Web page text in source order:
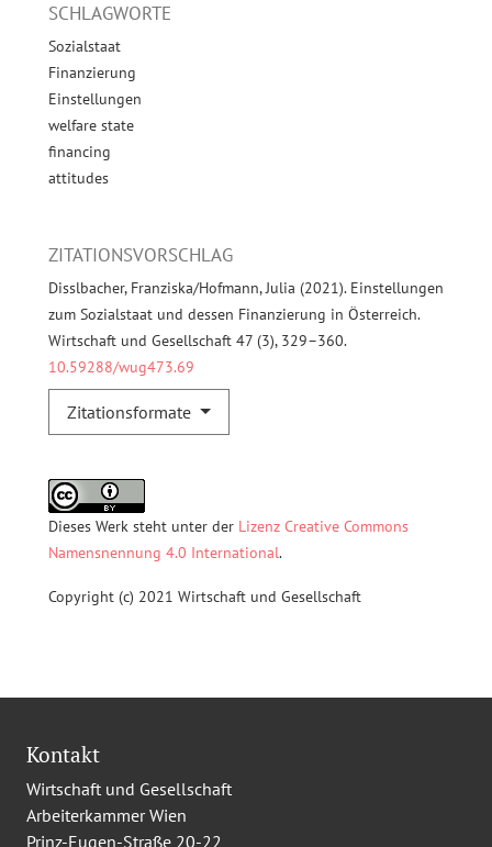
SCHLAGWORTE
Sozialstaat
Finanzierung
Einstellungen
welfare state
financing
attitudes
ZITATIONSVORSCHLAG
Disslbacher, Franziska/Hofmann, Julia (2021). Einstellungen
zum Sozialstaat und dessen Finanzierung in Österreich.
Wirtschaft und Gesellschaft 47 (3), 329–360.
10.59288/wug473.69
Zitationsformate
Dieses Werk steht unter der Lizenz Creative Commons
Namensnennung 4.0 International.
Copyright (c) 2021 Wirtschaft und Gesellschaft
Kontakt
Wirtschaft und Gesellschaft
Arbeiterkammer Wien
Prinz-Eugen-Straße 20-22